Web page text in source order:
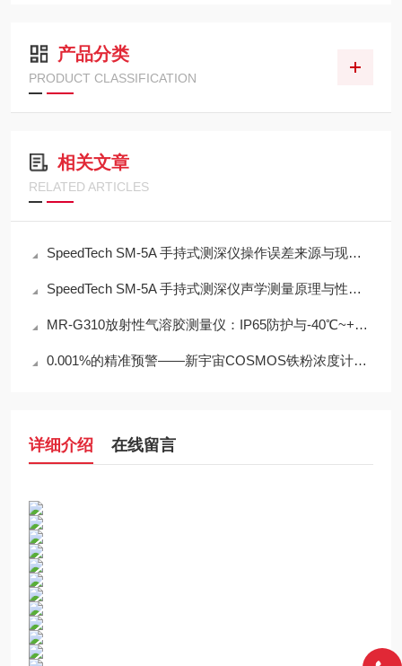
产品分类
PRODUCT CLASSIFICATION
相关文章
RELATED ARTICLES
SpeedTech SM-5A 手持式测深仪操作误差来源与现场应用技术规范
SpeedTech SM-5A 手持式测深仪声学测量原理与性能分析
MR-G310放射性气溶胶测量仪：IP65防护与-40℃~+50℃宽温工作能力
0.001%的精准预警——新宇宙COSMOS铁粉浓度计SDM-72守护齿轮箱健康
详细介绍 在线留言